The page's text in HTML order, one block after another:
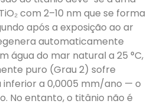
com 2–10 nm que se forma
após a exposição ao ar
automaticamente
água do mar natural a 25 °C,
puro (Grau 2) sofre
a 0,0005 mm/ano — o
No entanto, o titânio não é